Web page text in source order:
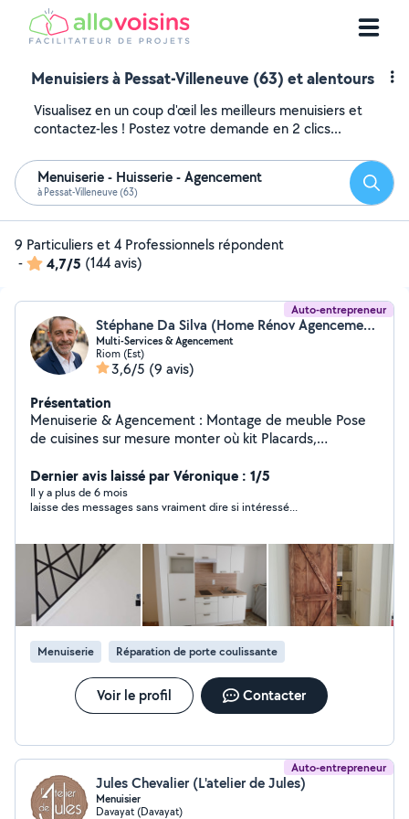
Menuisiers à Pessat-Villeneuve (63) et alentours
Visualisez en un coup d'œil les meilleurs menuisiers et
contactez-les ! Postez votre demande en 2 clics...
Menuiserie - Huisserie - Agencement
à Pessat-Villeneuve (63)
9 Particuliers et 4 Professionnels répondent
-
4,7/5 (144 avis)
Auto-entrepreneur
Stéphane Da Silva (Home Rénov Agencement)
Multi-Services & Agencement
Riom (Est)
3,6/5 (9 avis)
Présentation
Menuiserie & Agencement : Montage de meuble Pose
de cuisines sur mesure monter où kit Placards,
portes, fenêtres, volets intérieurs/extérieurs Parquets,
plinthes, escaliers, habillages bois Cloisons,
aménagement de bureaux et commerces
Sur Devis) Peinture et décoration murale Pose de
papiers peints, toile de verre, enduits Pose de
revêtements de sol (stratifié, PVC, lino, moquette)
Petits travaux de rénovation (rebouchage, remise en
état locatif) ________________________________________ Électricité &
Plomberie légère Installation et remplacement
d'éclairages, prises, interrupteurs Pose et branchement
d'électroménagers encastrés (four, plaque, hotte, lave-
vaisselle) Petits travaux de plomberie : robinetterie,
siphons, WC, évier Dépannage courant (fuites simples,
Dernier avis laissé par Véronique : 1/5
Il y a plus de 6 mois
laisse des messages sans vraiment dire si intéressé...
Menuiserie Réparation de porte coulissante
Voir le profil Contacter
Auto-entrepreneur
Jules Chevalier (L'atelier de Jules)
Menuisier
Davayat (Davayat)